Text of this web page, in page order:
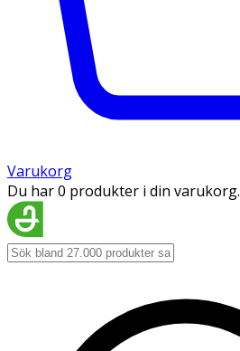
Varukorg
Du har 0 produkter i din varukorg.